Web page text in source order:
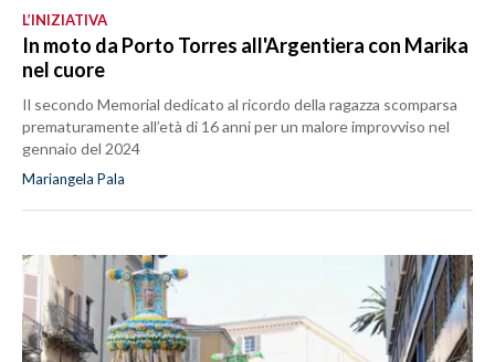
L’INIZIATIVA
In moto da Porto Torres all'Argentiera con Marika
nel cuore
Il secondo Memorial dedicato al ricordo della ragazza scomparsa
prematuramente all’età di 16 anni per un malore improvviso nel
gennaio del 2024
Mariangela Pala